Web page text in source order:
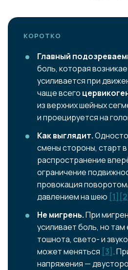
КОРОТКО
Главный
боль, которая
усиливается при
чаще всего
из верхних шейных
и проецируется на
Как выглядит.
смены стороны, старт
распространение
ограничение
провокация
давлением на шею [1]
Не мигрень.При
усиливает боль, но там
тошнота, свето- и
может меняться [3] .
напряжения —